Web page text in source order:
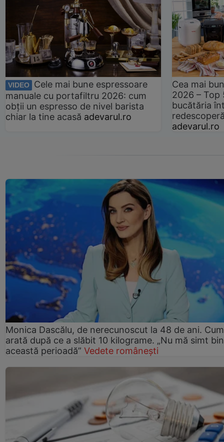
VIDEO
Cele mai bune espressoare
manuale cu portafiltru 2026: cum
obții un espresso de nivel barista
chiar la tine acasă adevarul.ro
Cea mai
2026 –
bucătăria
adevarul.ro
Monica Dascălu, de nerecunoscut la 48 de ani. Cum
arată după ce a slăbit 10 kilograme. „Nu mă simt
această perioadă” Vedete românești